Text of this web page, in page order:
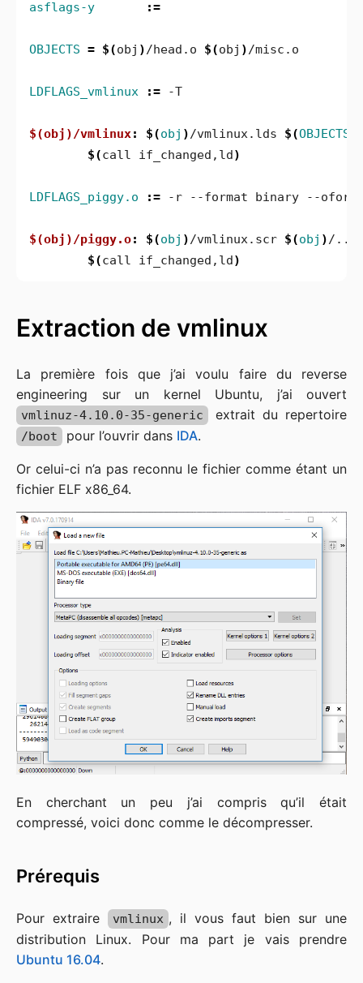
asflags-y :=
OBJECTS = $(obj )/head.o $(obj )
LDFLAGS_vmlinux :=
$(obj)/vmlinux: $(obj )/vmlinux. lds $(OBJECTS
$(call if_changed,ld)
LDFLAGS_piggy.o :=
$(obj)/piggy.o: $(obj )/vmlinux. scr $(obj )/../
$(call if_changed,ld)
Extraction de vmlinux
La première fois que j’ai voulu faire du reverse
engineering sur un kernel Ubuntu, j’ai ouvert
vmlinuz-4.10.0-35-generic extrait du repertoire
/boot pour l’ouvrir dans IDA.
Or celui-ci n’a pas reconnu le fichier comme étant un
fichier ELF x86_64.
En cherchant un peu j’ai compris qu’il était
compressé, voici donc comme le décompresser.
Prérequis
Pour extraire vmlinux , il vous faut bien sur une
distribution Linux. Pour ma part je vais prendre
Ubuntu 16.04.